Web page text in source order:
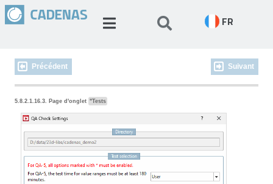
FR
Précédent Suivant
5.8.2.1.16.3. Page d'onglet "Tests